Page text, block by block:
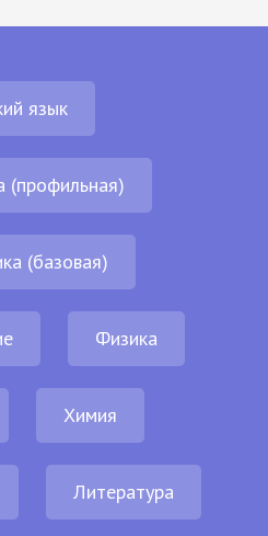
язык
(профильная)
(базовая)
Физика
Химия
Литература